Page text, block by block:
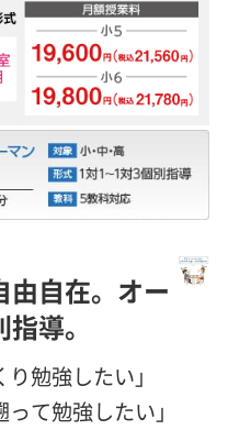
由自在。オー
導。
勉強したい」
て勉強したい」